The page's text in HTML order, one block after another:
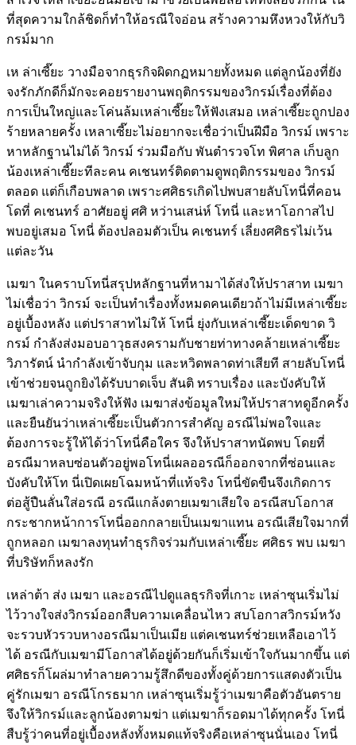
ที่สุดความใกล้ชิดก็ทำให้อรณีใจอ่อน สร้างความหึงหวงให้กับวิ
กรม์มาก
เห ล่าเซี๊ยะ วางมือจากธุรกิจผิดกฏหมายทั้งหมด แต่ลูกน้องที่ยัง
จงรักภักดีก็มักจะคอยรายงานพฤติกรรมของวิกรม์เรื่องที่ต้อง
การเป็นใหญ่และโค่นล้มเหล่าเซี๊ยะให้ฟังเสมอ เหล่าเซี๊ยะถูกปอง
ร้ายหลายครั้ง เหลาเซี๊ยะไม่อยากจะเชื่อว่าเป็นฝีมือ วิกรม์ เพราะ
หาหลักฐานไม่ได้ วิกรม์ ร่วมมือกับ พันตำรวจโท พิศาล เก็บลูก
น้องเหล่าเซี๊ยะทีละคน คเชนทร์ติดตามดูพฤติกรรมของ วิกรม์
ตลอด แต่ก็เกือบพลาด เพราะศศิธรเกิดไปพบสายลับโทนี่ที่คอน
โดที่ คเชนทร์ อาศัยอยู่ ศศิ หว่านเสน่ห์ โทนี่ และหาโอกาสไป
พบอยู่เสมอ โทนี่ ต้องปลอมตัวเป็น คเชนทร์ เลี่ยงศศิธรไม่เว้น
แต่ละวัน
เมฆา ในคราบโทนี่สรุปหลักฐานที่หามาได้ส่งให้ปราสาท เมฆา
ไม่เชื่อว่า วิกรม์ จะเป็นทำเรื่องทั้งหมดคนเดียวถ้าไม่มีเหล่าเซี๊ยะ
อยู่เบื้องหลัง แต่ปราสาทไม่ให้ โทนี่ ยุ่งกับเหล่าเซี๊ยะเด็ดขาด วิ
กรม์ กำลังส่งมอบอาวุธสงครามกับชายท่าทางคล้ายเหล่าเซี๊ยะ
วิภารัตน์ นำกำลังเข้าจับกุม และหวิดพลาดท่าเสียที สายลับโทนี่
เข้าช่วยจนถูกยิงได้รับบาดเจ็บ สันติ ทราบเรื่อง และบังคับให้
เมฆาเล่าความจริงให้ฟัง เมฆาส่งข้อมูลใหม่ให้ปราสาทดูอีกครั้ง
และยืนยันว่าเหล่าเซี๊ยะเป็นตัวการสำคัญ อรณีไม่พอใจและ
ต้องการจะรู้ให้ได้ว่าโทนี่คือใคร จึงให้ปราสาทนัดพบ โดยที่
อรณีมาหลบซ่อนตัวอยู่พอโทนี่เผลออรณีก็ออกจากที่ซ่อนและ
บังคับให้โท นี่เปิดเผยโฉมหน้าที่แท้จริง โทนี่ขัดขืนจึงเกิดการ
ต่อสู้ปืนลั่นใส่อรณี อรณีแกล้งตายเมฆาเสียใจ อรณีสบโอกาส
กระชากหน้าการโทนี่ออกกลายเป็นเมฆาแทน อรณีเสียใจมากที่
ถูกหลอก เมฆาลงทุนทำธุรกิจร่วมกับเหล่าเซี๊ยะ ศศิธร พบ เมฆา
ที่บริษัทก็หลงรัก
เหล่าต้า ส่ง เมฆา และอรณีไปดูแลธุรกิจที่เกาะ เหล่าซุนเริ่มไม่
ไว้วางใจส่งวิกรม์ออกสืบความเคลื่อนไหว สบโอกาสวิกรม์หวัง
จะรวบหัวรวบหางอรณีมาเป็นเมีย แต่คเชนทร์ช่วยเหลือเอาไว้
ได้ อรณีกับเมฆามีโอกาสได้อยู่ด้วยกันก็เริ่มเข้าใจกันมากขึ้น แต่
ศศิธรก็โผล่มาทำลายความรู้สึกดีของทั้งคู่ด้วยการแสดงตัวเป็น
คู่รักเมฆา อรณีโกรธมาก เหล่าซุนเริ่มรู้ว่าเมฆาคือตัวอันตราย
จึงให้วิกรม์และลูกน้องตามฆ่า แต่เมฆาก็รอดมาได้ทุกครั้ง โทนี่
สืบรู้ว่าคนที่อยู่เบื้องหลังทั้งหมดแท้จริงคือเหล่าซุนนั่นเอง โทนี่